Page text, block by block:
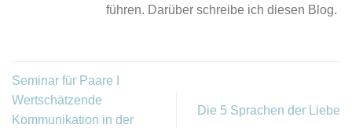
führen. Darüber schreibe ich diesen Blog.
Seminar für Paare I
Wertschätzende
Kommunikation in der
Die 5 Sprachen der Liebe